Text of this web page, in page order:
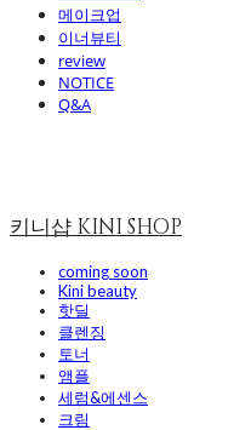
메이크업
이너뷰티
review
NOTICE
Q&A
키니샵 KINI SHOP
coming soon
Kini beauty
핫딜
클렌징
토너
앰플
세럼&에센스
크림